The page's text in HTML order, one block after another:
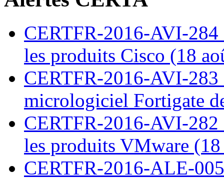
CERTFR-2016-AVI-
les produits Cisco (18
CERTFR-2016-AVI-
micrologiciel Fortigate
CERTFR-2016-AVI-
les produits VMware
CERTFR-2016-ALE-